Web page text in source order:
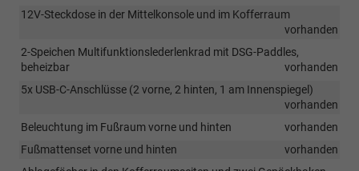
12V-Steckdose in der Mittelkonsole und im Kofferraum
vorhanden
2-Speichen Multifunktionslederlenkrad mit DSG-Paddles,
beheizbar
vorhanden
5x USB-C-Anschlüsse (2 vorne, 2 hinten, 1 am Innenspiegel)
vorhanden
Beleuchtung im Fußraum vorne und hinten
vorhanden
Fußmattenset vorne und hinten
vorhanden